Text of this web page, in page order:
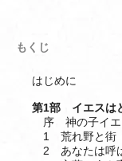
もくじ
はじめに
第1部 イエスは
序 神の子イエ
1 荒れ野と街
2 あなたは呼